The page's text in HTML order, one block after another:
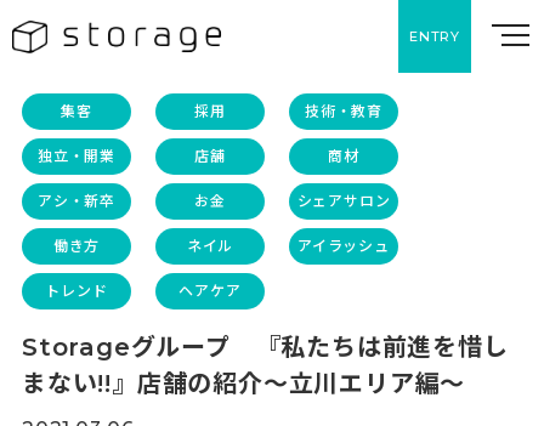
ENTRY
集客 採用 技術・教育
独立・開業 店舗 商材
アシ・新卒 お金 シェアサロン
働き方 ネイル アイラッシュ
トレンド ヘアケア
Storageグループ 『私たちは前進を惜し
まない!!』店舗の紹介～立川エリア編～